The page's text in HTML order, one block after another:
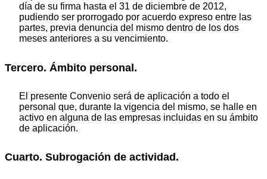
día de su firma hasta el 31 de diciembre de 2012,
pudiendo ser prorrogado por acuerdo expreso entre las
partes, previa denuncia del mismo dentro de los dos
meses anteriores a su vencimiento.
Tercero. Ámbito personal.
El presente Convenio será de aplicación a todo el
personal que, durante la vigencia del mismo, se halle en
activo en alguna de las empresas incluidas en su ámbito
de aplicación.
Cuarto. Subrogación de actividad.